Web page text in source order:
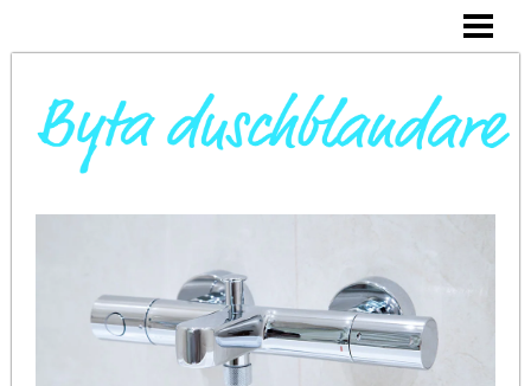
BYTA VARMVATTENBEREDARE
BYTA BLANDARE I HANDFAT